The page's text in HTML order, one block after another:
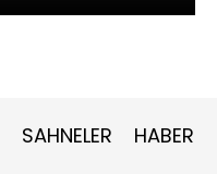
SAHNELER